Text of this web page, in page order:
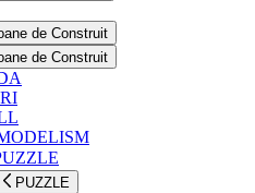
de Construit
de Construit
PUZZLE